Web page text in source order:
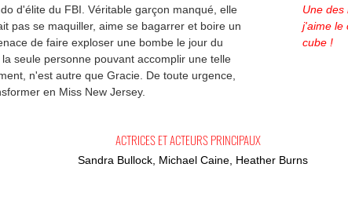
d'élite du FBI. Véritable garçon manqué, elle
pas se maquiller, aime se bagarrer et boire un
de faire exploser une bombe le jour du
seule personne pouvant accomplir une telle
n'est autre que Gracie. De toute urgence,
en Miss New Jersey.
Une des
j'aime le
cube !
ACTRICES ET ACTEURS PRINCIPAUX
Sandra Bullock, Michael Caine, Heather Burns